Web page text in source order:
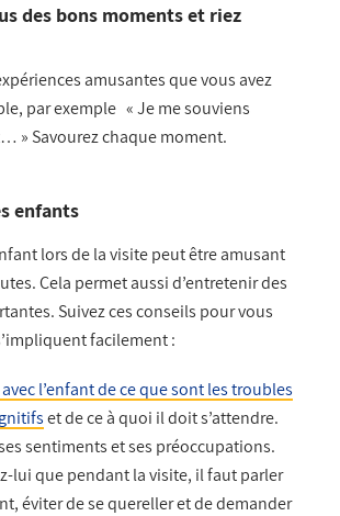
des bons moments et riez
amusantes que vous avez
par exemple « Je me souviens
» Savourez chaque moment.
enfants
lors de la visite peut être amusant
Cela permet aussi d’entretenir des
Suivez ces conseils pour vous
facilement :
l’enfant de ce que sont les troubles
et de ce à quoi il doit s’attendre.
sentiments et ses préoccupations.
lui que pendant la visite, il faut parler
éviter de se quereller et de demander